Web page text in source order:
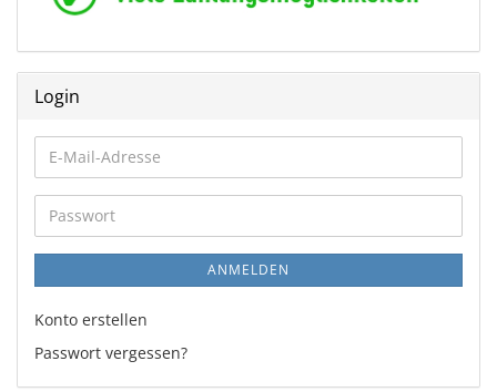
Login
E-
Mail-
Adresse
Passwort
ANMELDEN
Konto erstellen
Passwort vergessen?